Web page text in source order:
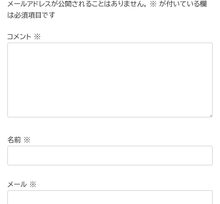
メールアドレスが公開されることはありません。 ※ が付いている欄
は必須項目です
コメント ※
名前 ※
メール ※